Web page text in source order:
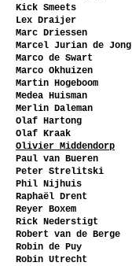
Kick Smeets
Lex Draijer
Marc Driessen
Marcel Jurian de Jong
Marco de Swart
Marco Okhuizen
Martin Hogeboom
Medea Huisman
Merlin Daleman
Olaf Hartong
Olaf Kraak
Olivier Middendorp
Paul van Bueren
Peter Strelitski
Phil Nijhuis
Raphaël Drent
Reyer Boxem
Rick Nederstigt
Robert van de Berge
Robin de Puy
Robin Utrecht